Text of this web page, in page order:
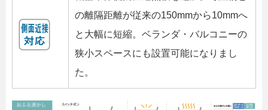
の離隔距離が従来の150mmから10mmへ
と大幅に短縮。ベランダ・バルコニーの
狭小スペースにも設置可能になりまし
た。